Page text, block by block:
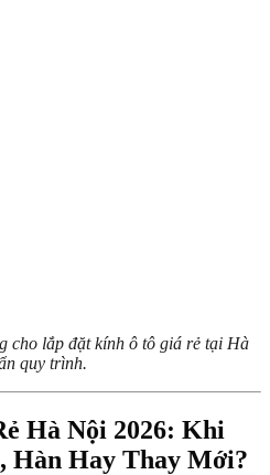
cho lắp đặt kính ô tô giá rẻ tại Hà
quy trình.
Hà Nội 2026: Khi
Hàn Hay Thay Mới?